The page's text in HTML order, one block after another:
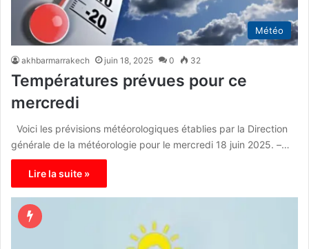
Météo
akhbarmarrakech juin 18, 2025 0 32
Températures prévues pour ce
mercredi
Voici les prévisions météorologiques établies par la Direction
générale de la météorologie pour le mercredi 18 juin 2025. –…
Lire la suite »